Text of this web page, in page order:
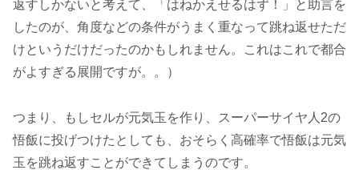
返すしかないと考えて、「はねかえせるはず！」と助言を
したのが、角度などの条件がうまく重なって跳ね返せただ
けというだけだったのかもしれません。これはこれで都合
がよすぎる展開ですが。。）
つまり、もしセルが元気玉を作り、スーパーサイヤ人2の
悟飯に投げつけたとしても、おそらく高確率で悟飯は元気
玉を跳ね返すことができてしまうのです。